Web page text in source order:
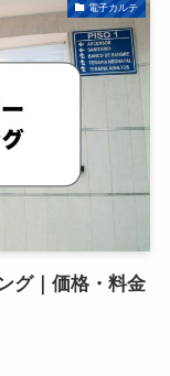
電子カルテ
グ｜価格・料金